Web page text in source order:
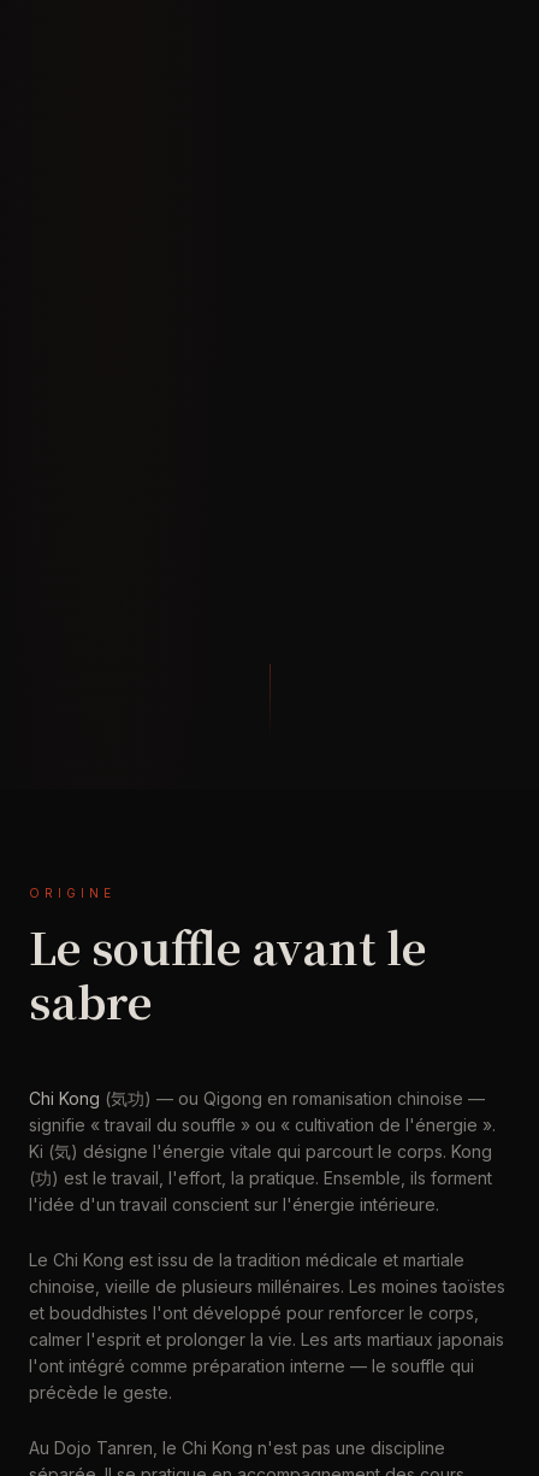
ORIGINE
Le souffle avant le
sabre
Chi Kong (気功) — ou Qigong en romanisation chinoise —
signifie « travail du souffle » ou « cultivation de l'énergie ».
Ki (気) désigne l'énergie vitale qui parcourt le corps. Kong
(功) est le travail, l'effort, la pratique. Ensemble, ils forment
l'idée d'un travail conscient sur l'énergie intérieure.
Le Chi Kong est issu de la tradition médicale et martiale
chinoise, vieille de plusieurs millénaires. Les moines taoïstes
et bouddhistes l'ont développé pour renforcer le corps,
calmer l'esprit et prolonger la vie. Les arts martiaux japonais
l'ont intégré comme préparation interne — le souffle qui
précède le geste.
Au Dojo Tanren, le Chi Kong n'est pas une discipline